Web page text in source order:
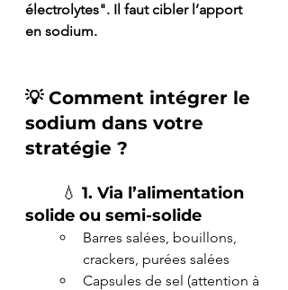
électrolytes". Il faut cibler l’apport
en sodium.
💡 Comment intégrer le
sodium dans votre
stratégie ?
	💧
1. Via l’alimentation
solide ou semi-solide
Barres salées, bouillons,
crackers, purées salées
Capsules de sel (attention à